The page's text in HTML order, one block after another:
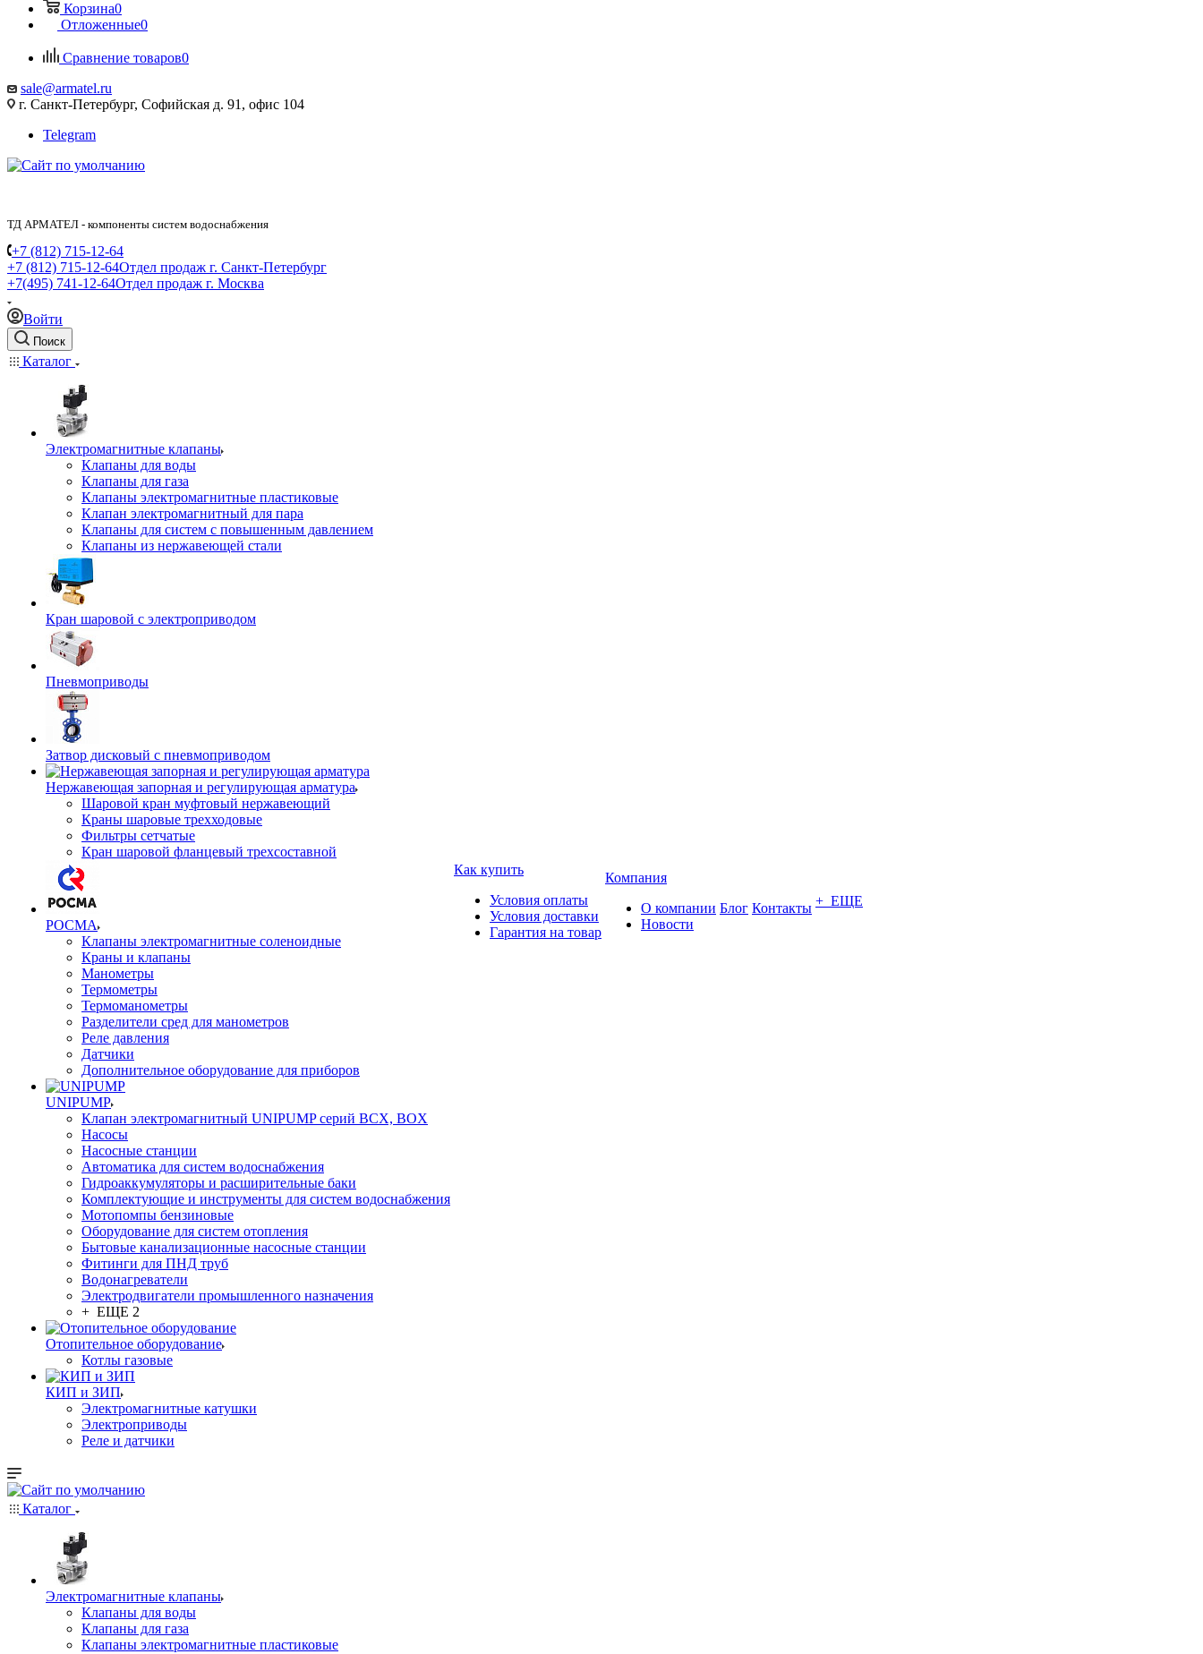
Корзина0
Отложенные0
Сравнение товаров0
sale@armatel.ru
г. Санкт-Петербург, Софийская д. 91, офис 104
Telegram
ТД АРМАТЕЛ - компоненты систем водоснабжения
+7 (812) 715-12-64
+7 (812) 715-12-64Отдел продаж г. Санкт-Петербург
+7(495) 741-12-64Отдел продаж г. Москва
Войти
Поиск
Каталог
Электромагнитные клапаны
Клапаны для воды
Клапаны для газа
Клапаны электромагнитные пластиковые
Клапан электромагнитный для пара
Клапаны для систем с повышенным давлением
Клапаны из нержавеющей стали
Кран шаровой с электроприводом
Пневмоприводы
Затвор дисковый с пневмоприводом
Нержавеющая запорная и регулирующая арматура
Шаровой кран муфтовый нержавеющий
Краны шаровые трехходовые
Фильтры сетчатые
Кран шаровой фланцевый трехсоставной
РОСМА
Клапаны электромагнитные соленоидные
Краны и клапаны
Манометры
Термометры
Термоманометры
Разделители сред для манометров
Реле давления
Датчики
Дополнительное оборудование для приборов
UNIPUMP
Клапан электромагнитный UNIPUMP серий BCX, BOX
Насосы
Насосные станции
Автоматика для систем водоснабжения
Гидроаккумуляторы и расширительные баки
Комплектующие и инструменты для систем водоснабжения
Мотопомпы бензиновые
Оборудование для систем отопления
Бытовые канализационные насосные станции
Фитинги для ПНД труб
Водонагреватели
Электродвигатели промышленного назначения
+ ЕЩЕ 2
Отопительное оборудование
Котлы газовые
КИП и ЗИП
Электромагнитные катушки
Электроприводы
Реле и датчики
Как купить
Условия оплаты
Условия доставки
Гарантия на товар
Компания
О компании
Новости
Блог Контакты + ЕЩЕ
Каталог
Электромагнитные клапаны
Клапаны для воды
Клапаны для газа
Клапаны электромагнитные пластиковые